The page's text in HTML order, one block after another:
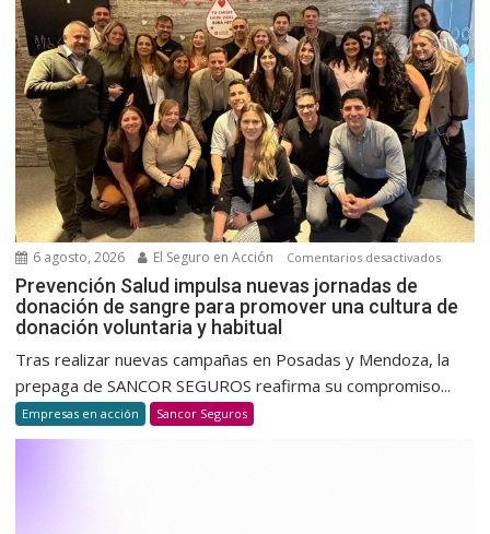
6 agosto, 2026 El Seguro en Acción Comentarios desactivadosen
Salud
Prevención Salud impulsa nuevas jornadas de
donación de sangre para promover una cultura de
donación voluntaria y habitual
Tras realizar nuevas campañas en Posadas y Mendoza, la
prepaga de SANCOR SEGUROS reafirma su compromiso...
Empresas en acción Sancor Seguros